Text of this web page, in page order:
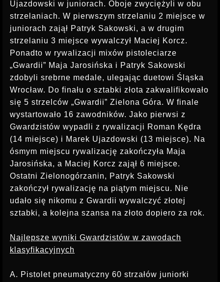
Ujazdowski w juniorach. Oboje zwyciężyli w obu
strzelaniach. W pierwszym strzelaniu 2 miejsce w
juniorach zajął Patryk Sakowski, a w drugim
strzelaniu 3 miejsce wywalczył Maciej Korcz.
Ponadto w rywalizacji mixów pistoleciarze
„Gwardii” Maja Jarosińska i Patryk Sakowski
zdobyli srebrne medale, ulegając duetowi Śląska
Wrocław. Do finału o sztabki złota zakwalifikowało
się 5 strzelców „Gwardii” Zielona Góra. W finale
wystartowało 16 zawodników. Jako pierwsi z
Gwardzistów wypadli z rywalizacji Roman Kędra
(14 miejsce) i Marek Ujazdowski (13 miejsce). Na
ósmym miejscu rywalizację zakończyła Maja
Jarosińska, a Maciej Korcz zajął 6 miejsce.
Ostatni Zielonogórzanin, Patryk Sakowski
zakończył rywalizację na piątym miejscu. Nie
udało się nikomu z Gwardii wywalczyć złotej
sztabki, a kolejna szansa na złoto dopiero za rok.
Najlepsze wyniki Gwardzistów w zawodach
klasyfikacyjnych
A. Pistolet pneumatyczny 60 strzałów juniorki